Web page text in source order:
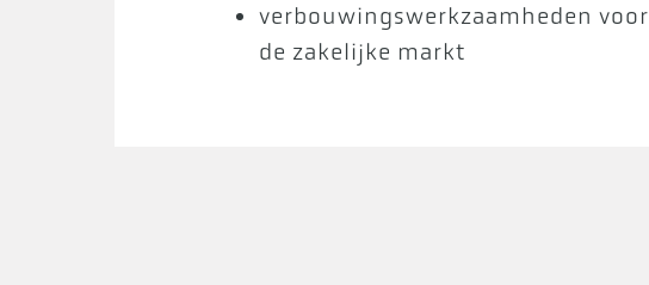
verbouwingswerkzaamheden voor
de zakelijke markt